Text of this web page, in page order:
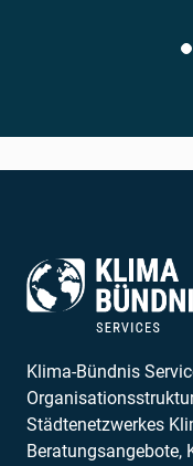
Klima-Bündnis
Städtenetzwerkes
Beratungsangebote,